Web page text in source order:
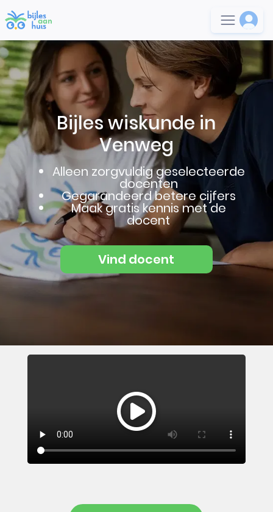
Bijles wiskunde in
Venweg
Alleen zorgvuldig geselecteerde
docenten
Gegarandeerd betere cijfers
Maak gratis kennis met de
docent
Vind docent